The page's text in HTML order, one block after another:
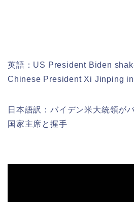
英語：US President Biden
Chinese President Xi Jinping
日本語訳：バイデン米大統領が
国家主席と握手